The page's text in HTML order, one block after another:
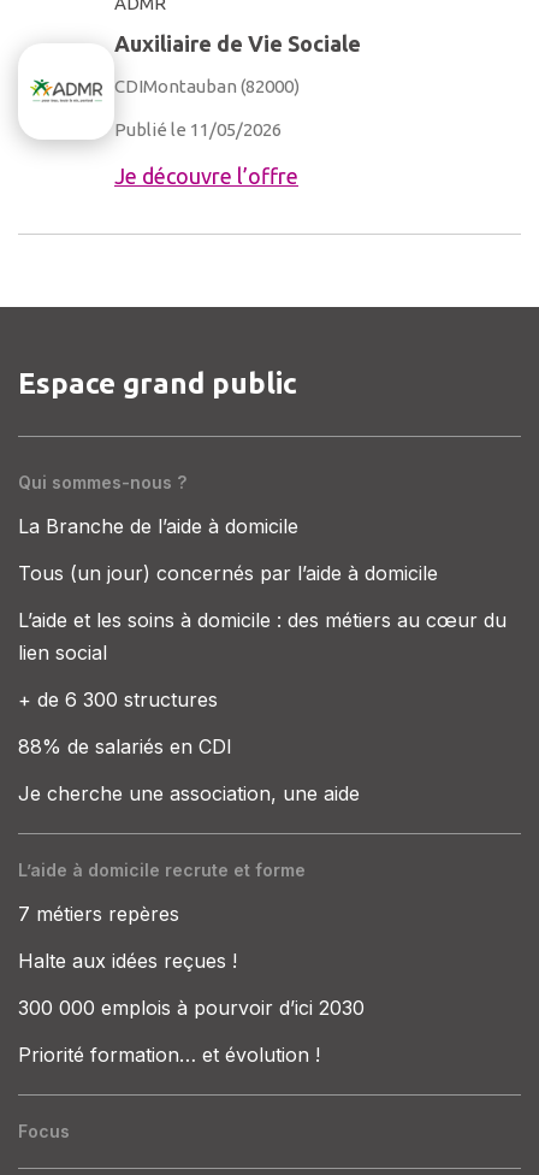
Auxiliaire de Vie Sociale
CDIMontauban (82000)
Publié le 11/05/2026
Je découvre l’offre
Espace grand public
Qui sommes-nous ?
La Branche de l’aide à domicile
Tous (un jour) concernés par l’aide à domicile
L’aide et les soins à domicile : des métiers au cœur du
lien social
+ de 6 300 structures
88% de salariés en CDI
Je cherche une association, une aide
L’aide à domicile recrute et forme
7 métiers repères
Halte aux idées reçues !
300 000 emplois à pourvoir d’ici 2030
Priorité formation… et évolution !
Focus